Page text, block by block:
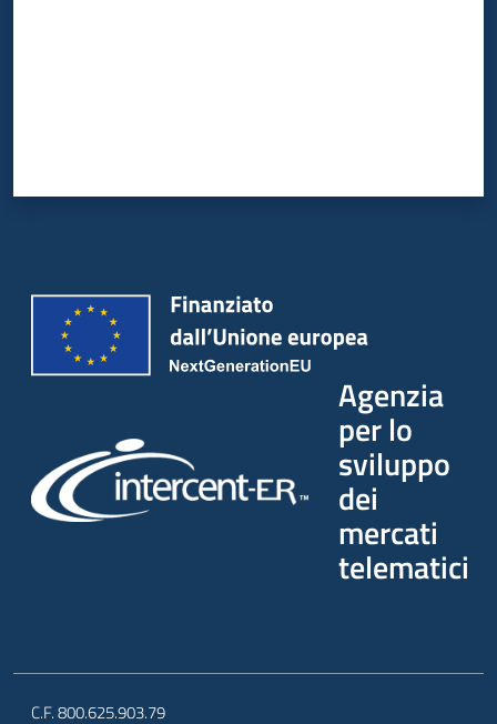
Agenzia
per lo
sviluppo
dei
mercati
telematici
C.F. 800.625.903.79